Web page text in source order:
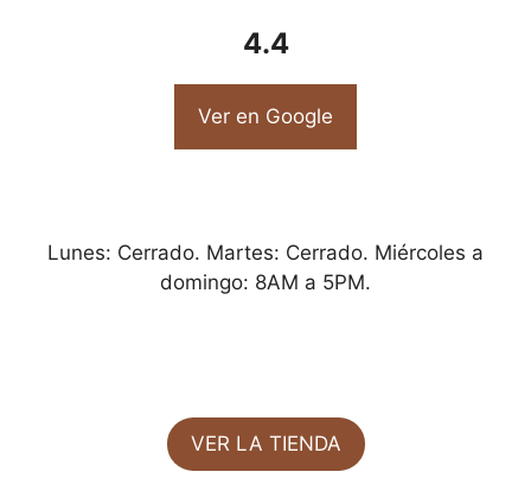
4.4
Ver en Google
Lunes: Cerrado. Martes: Cerrado. Miércoles a
domingo: 8AM a 5PM.
VER LA TIENDA